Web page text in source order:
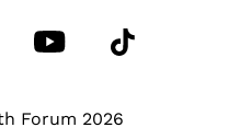
Forum 2026